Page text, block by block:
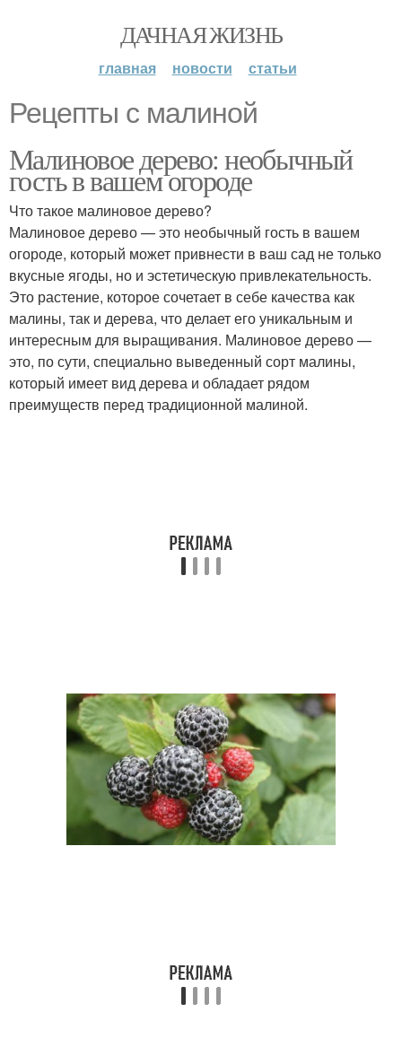
ДАЧНАЯ ЖИЗНЬ
главная новости статьи
Рецепты с малиной
Малиновое дерево: необычный
гость в вашем огороде
Что такое малиновое дерево?
Малиновое дерево — это необычный гость в вашем
огороде, который может привнести в ваш сад не только
вкусные ягоды, но и эстетическую привлекательность.
Это растение, которое сочетает в себе качества как
малины, так и дерева, что делает его уникальным и
интересным для выращивания. Малиновое дерево —
это, по сути, специально выведенный сорт малины,
который имеет вид дерева и обладает рядом
преимуществ перед традиционной малиной.